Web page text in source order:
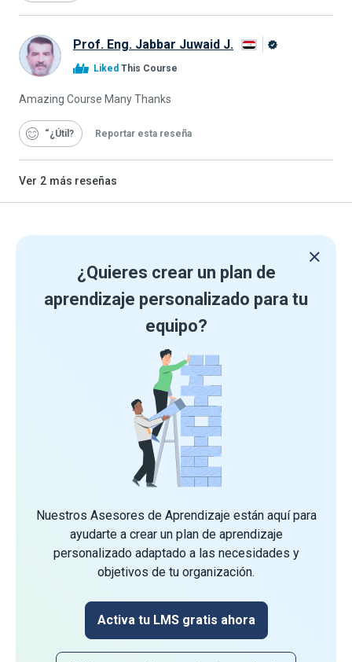
Prof. Eng. Jabbar Juwaid J.
Liked This Course
Amazing Course Many Thanks
“¿Útil Reportar esta reseña
Ver 2 más reseñas
¿Quieres crear un plan de
aprendizaje personalizado para tu
equipo?
Nuestros Asesores de Aprendizaje están aquí para
ayudarte a crear un plan de aprendizaje
personalizado adaptado a las necesidades y
objetivos de tu organización.
Activa tu LMS gratis ahora